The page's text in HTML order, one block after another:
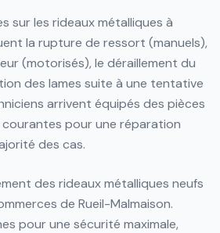
sur les rideaux métalliques à
la rupture de ressort (manuels),
(motorisés), le déraillement du
des lames suite à une tentative
arrivent équipés des pièces
pour une réparation
des cas.
des rideaux métalliques neufs
de Rueil-Malmaison.
pour une sécurité maximale,